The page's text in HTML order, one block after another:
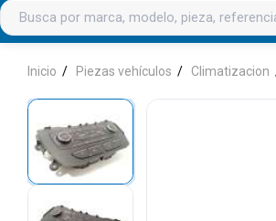
Buscar productos
Inicio Piezas vehículos Climatizacion